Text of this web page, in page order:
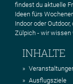
findest du aktuelle
Ideen fürs
Indoor oder
Zülpich - wir wissen
INHALTE
Ausflugsziele